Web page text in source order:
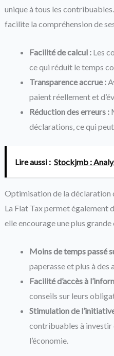
unique à tous les
facilite la compréhension de
Facilité de calcul :Les
ce qui réduit le temps
Transparence accrue :
paient réellement et
Réduction des erreurs :
déclarations, ce qui
Lire aussi : Stockjmb :
Optimisation de la déclaration
La Flat Tax permet également
elle encourage une plus
Moins de temps passé
paperasse et plus à
Facilité d’accès à
conseils sur leurs
Stimulation de
contribuables à investir
l’économie.